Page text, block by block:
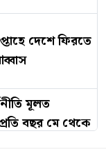
দেশে ফিরতে
মূলত
বছর মে থেকে